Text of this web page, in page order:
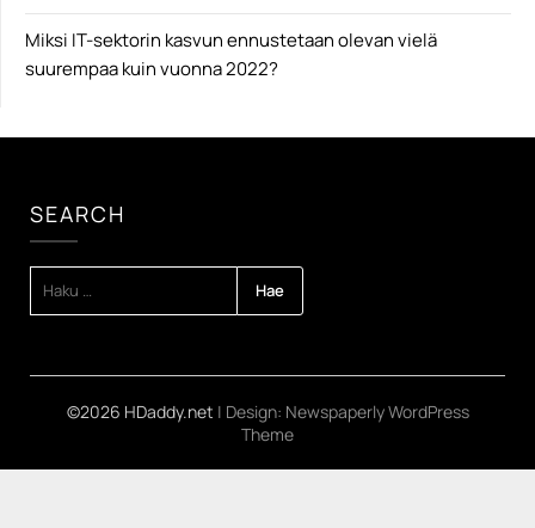
Miksi IT-sektorin kasvun ennustetaan olevan vielä
suurempaa kuin vuonna 2022?
SEARCH
©2026 HDaddy.net | Design: Newspaperly WordPress
Theme